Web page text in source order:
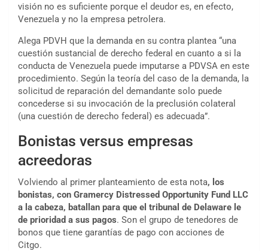
visión no es suficiente porque el deudor es, en efecto,
Venezuela y no la empresa petrolera.
Alega PDVH que la demanda en su contra plantea “una
cuestión sustancial de derecho federal en cuanto a si la
conducta de Venezuela puede imputarse a PDVSA en este
procedimiento. Según la teoría del caso de la demanda, la
solicitud de reparación del demandante solo puede
concederse si su invocación de la preclusión colateral
(una cuestión de derecho federal) es adecuada”.
Bonistas versus empresas
acreedoras
Volviendo al primer planteamiento de esta nota, los
bonistas, con Gramercy Distressed Opportunity Fund LLC
a la cabeza, batallan para que el tribunal de Delaware le
de prioridad a sus pagos. Son el grupo de tenedores de
bonos que tiene garantías de pago con acciones de
Citgo.